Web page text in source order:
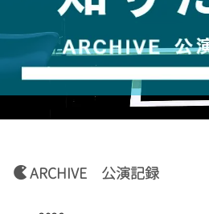
ARCHIVE 公演記録